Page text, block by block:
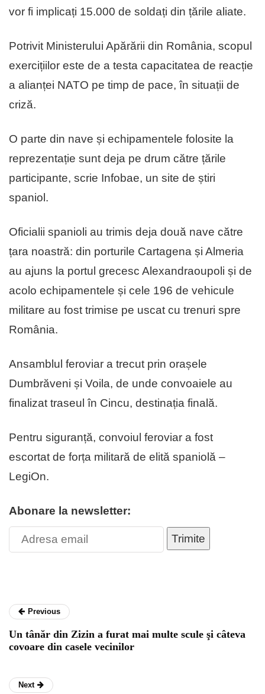
vor fi implicați 15.000 de soldați din țările aliate.
Potrivit Ministerului Apărării din România, scopul
exercițiilor este de a testa capacitatea de reacție
a alianței NATO pe timp de pace, în situații de
criză.
O parte din nave și echipamentele folosite la
reprezentație sunt deja pe drum către țările
participante, scrie Infobae, un site de știri
spaniol.
Oficialii spanioli au trimis deja două nave către
țara noastră: din porturile Cartagena și Almeria
au ajuns la portul grecesc Alexandraoupoli și de
acolo echipamentele și cele 196 de vehicule
militare au fost trimise pe uscat cu trenuri spre
România.
Ansamblul feroviar a trecut prin orașele
Dumbrăveni și Voila, de unde convoaiele au
finalizat traseul în Cincu, destinația finală.
Pentru siguranță, convoiul feroviar a fost
escortat de forța militară de elită spaniolă –
LegiOn.
Abonare la newsletter:
Trimite
Previous
Un tânăr din Zizin a furat mai multe scule şi câteva
covoare din casele vecinilor
Next